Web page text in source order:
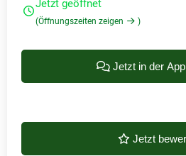
Jetzt geöffnet
(Öffnungszeiten zeigen )
Jetzt in der
Jetzt